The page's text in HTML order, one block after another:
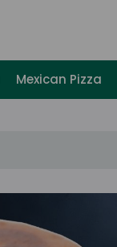
Mexican Pizza